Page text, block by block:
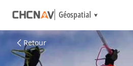
Géospatial
Retour